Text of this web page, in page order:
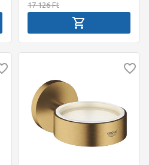
17 126 Ft